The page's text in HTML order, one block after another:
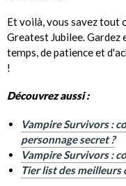
Et voilà, vous savez tout
Greatest Jubilee. Gardez
temps, de patience et
!
Découvrez aussi :
Vampire Survivors :
personnage secret ?
Vampire Survivors :
Tier list des